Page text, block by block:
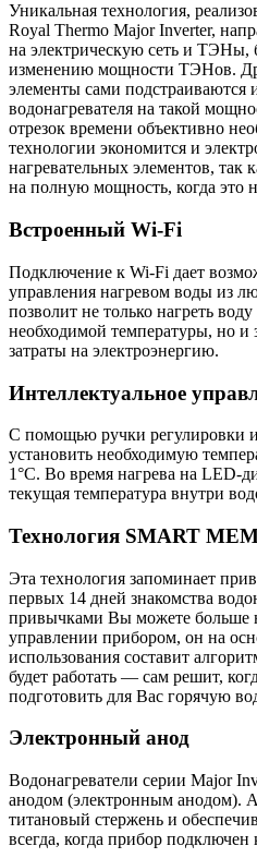
Уникальная технология,
Royal Thermo Major Inverter,
на электрическую сеть и ТЭНы,
изменению мощности ТЭНов.
элементы сами подстраиваются
водонагревателя на такой
отрезок времени объективно
технологии экономится и
нагревательных элементов,
на полную мощность, когда это
Встроенный Wi-Fi
Подключение к Wi-Fi дает
управления нагревом воды из
позволит не только нагреть
необходимой температуры, но и
затраты на электроэнергию.
Интеллектуальное
С помощью ручки регулировки
установить необходимую
1°C. Во время нагрева на LED-
текущая температура внутри
Технология SMART
Эта технология запоминает
первых 14 дней знакомства
привычками Вы можете больше
управлении прибором, он на
использования составит
будет работать — сам решит,
подготовить для Вас горячую
Электронный анод
Водонагреватели серии Major
анодом (электронным анодом).
титановый стержень и
всегда, когда прибор подключен